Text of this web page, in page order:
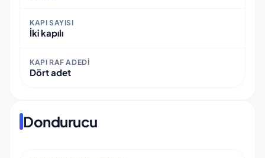
KAPI SAYISI
İki kapılı
KAPI RAF ADEDI
Dört adet
Dondurucu